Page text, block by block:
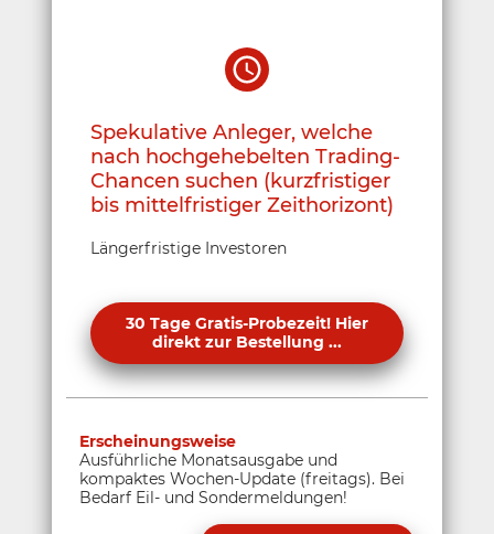
Spekulative Anleger, welche
nach hochgehebelten Trading-
Chancen suchen (kurzfristiger
bis mittelfristiger Zeithorizont)
Längerfristige Investoren
30 Tage Gratis-Probezeit! Hier
direkt zur Bestellung ...
Erscheinungsweise
Ausführliche Monatsausgabe und
kompaktes Wochen-Update (freitags). Bei
Bedarf Eil- und Sondermeldungen!